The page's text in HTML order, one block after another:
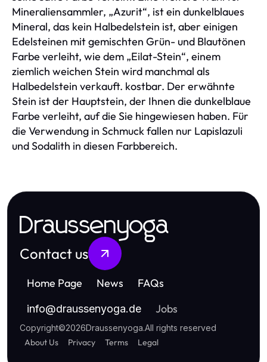
Mineraliensammler, „Azurit“, ist ein dunkelblaues
Mineral, das kein Halbedelstein ist, aber einigen
Edelsteinen mit gemischten Grün- und Blautönen
Farbe verleiht, wie dem „Eilat-Stein“, einem
ziemlich weichen Stein wird manchmal als
Halbedelstein verkauft. kostbar. Der erwähnte
Stein ist der Hauptstein, der Ihnen die dunkelblaue
Farbe verleiht, auf die Sie hingewiesen haben. Für
die Verwendung in Schmuck fallen nur Lapislazuli
und Sodalith in diesen Farbbereich.
Draussenyoga
Contact us
Home Page News FAQs
info@draussenyoga.de Jobs
Copyright©2026Draussenyoga.All rights reserved
About Us Privacy Terms Legal